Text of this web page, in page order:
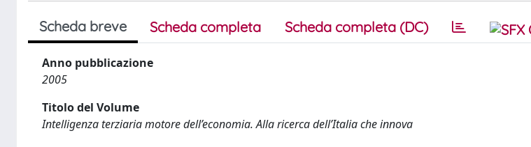
Scheda breve Scheda completa Scheda completa (DC)
Anno pubblicazione
2005
Titolo del Volume
Intelligenza terziaria motore dell’economia. Alla ricerca dell’Italia che innova